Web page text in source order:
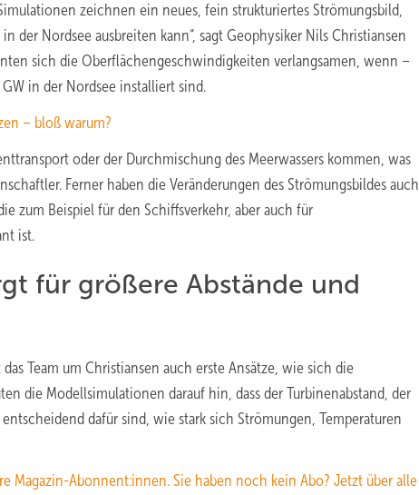
zeichnen ein neues, fein strukturiertes Strömungsbild,
der Nordsee ausbreiten kann“, sagt Geophysiker Nils Christiansen
sich die Oberflächengeschwindigkeiten verlangsamen, wenn –
in der Nordsee installiert sind.
– bloß warum?
oder der Durchmischung des Meerwassers kommen, was
Ferner haben die Veränderungen des Strömungsbildes auch
zum Beispiel für den Schiffsverkehr, aber auch für
ist.
für größere Abstände und
Team um Christiansen auch erste Ansätze, wie sich die
die Modellsimulationen darauf hin, dass der Turbinenabstand, der
dafür sind, wie stark sich Strömungen, Temperaturen
Magazin-Abonnent:innen. Sie haben noch kein Abo? Jetzt über alle